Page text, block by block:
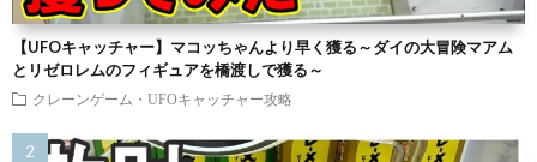
【UFOキャッチャー】マコッちゃんより早く獲る～ダイの大冒険マアム
とリゼロレムのフィギュアを橋渡しで獲る～
クレーンゲーム・UFOキャッチャー攻略